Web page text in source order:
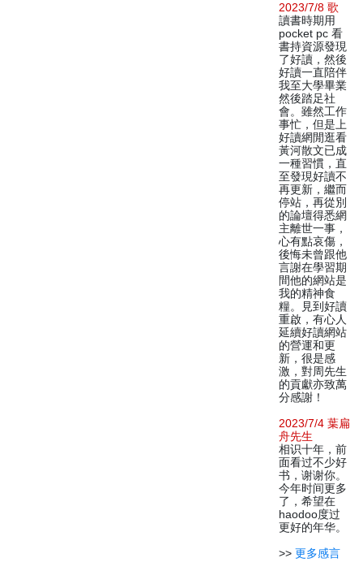
2023/7/8 歌
讀書時期用
pocket pc 看
書持資源發現
了好讀，然後
好讀一直陪伴
我至大學畢業
然後踏足社
會。雖然工作
事忙，但是上
好讀網閒逛看
黃河散文已成
一種習慣，直
至發現好讀不
再更新，繼而
停站，再從別
的論壇得悉網
主離世一事，
心有點哀傷，
後悔未曾跟他
言謝在學習期
間他的網站是
我的精神食
糧。見到好讀
重啟，有心人
延續好讀網站
的營運和更
新，很是感
激，對周先生
的貢獻亦致萬
分感謝！
2023/7/4 葉扁
舟先生
相识十年，前
面看过不少好
书，谢谢你。
今年时间更多
了，希望在
haodoo度过
更好的年华。
>> 更多感言